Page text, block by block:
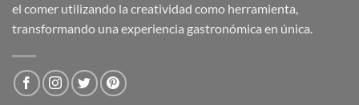
el comer utilizando la creatividad como herramienta,
transformando una experiencia gastronómica en única.